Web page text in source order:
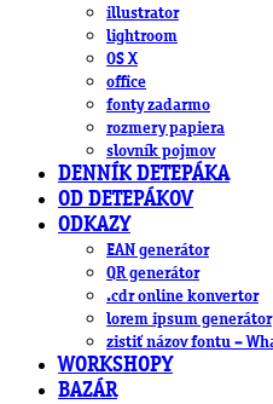
illustrator
lightroom
OS X
office
fonty zadarmo
rozmery papiera
slovník pojmov
DENNÍK DETEPÁKA
OD DETEPÁKOV
ODKAZY
EAN generátor
QR generátor
.cdr online konvertor
lorem ipsum generátor
zistiť názov fontu –
WORKSHOPY
BAZÁR